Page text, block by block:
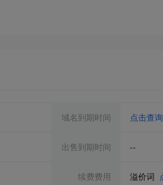
域名到期时间 点击查询
出售到期时间 --
续费费用 溢价词